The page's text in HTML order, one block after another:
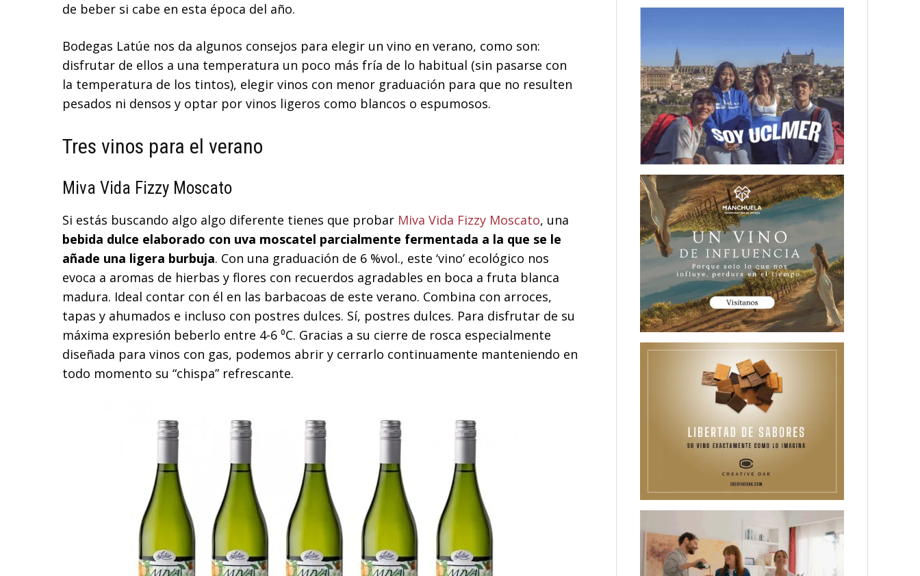
de beber si cabe en esta época del año.
Bodegas Latúe nos da algunos consejos para elegir un vino en verano, como son:
disfrutar de ellos a una temperatura un poco más fría de lo habitual (sin pasarse con
la temperatura de los tintos), elegir vinos con menor graduación para que no resulten
pesados ni densos y optar por vinos ligeros como blancos o espumosos.
Tres vinos para el verano
Miva Vida Fizzy Moscato
Si estás buscando algo algo diferente tienes que probar Miva Vida Fizzy Moscato, una
bebida dulce elaborado con uva moscatel parcialmente fermentada a la que se le
añade una ligera burbuja. Con una graduación de 6 %vol., este ‘vino’ ecológico nos
evoca a aromas de hierbas y flores con recuerdos agradables en boca a fruta blanca
madura. Ideal contar con él en las barbacoas de este verano. Combina con arroces,
tapas y ahumados e incluso con postres dulces. Sí, postres dulces. Para disfrutar de su
máxima expresión beberlo entre 4-6 ⁰C. Gracias a su cierre de rosca especialmente
diseñada para vinos con gas, podemos abrir y cerrarlo continuamente manteniendo en
todo momento su “chispa” refrescante.